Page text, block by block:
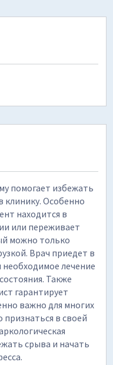
помогает избежать
клинику. Особенно
находится в
или переживает
можно только
Врач приедет в
лечение
Также
гарантирует
важно для многих
в своей
срыва и начать